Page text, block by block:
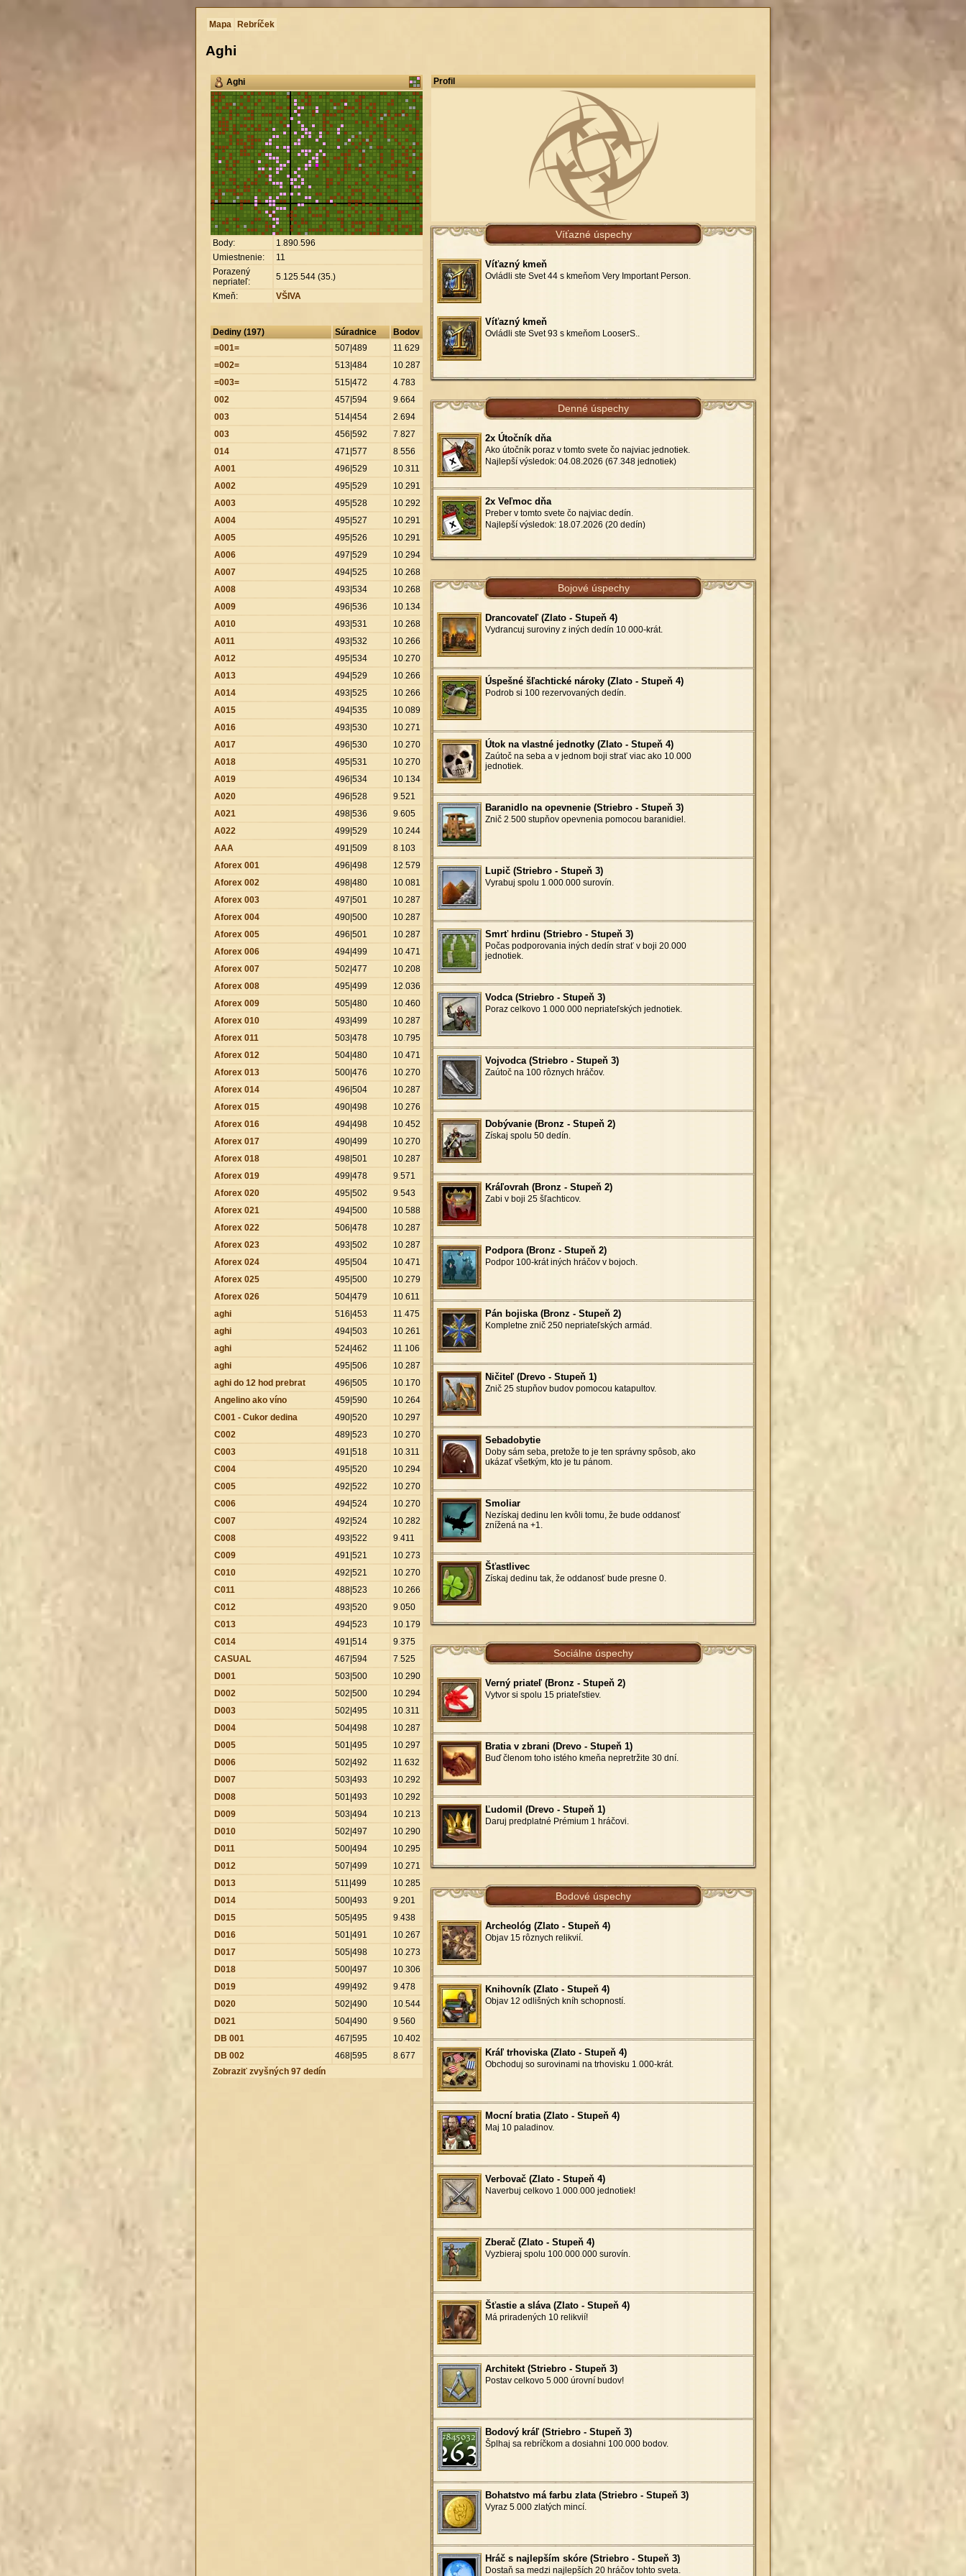
Mapa Rebríček
Aghi
Aghi
Body: 1.890.596
Umiestnenie:
11
Porazený
nepriateľ:
5.125.544 (35.)
Kmeň:
VŠIVA
Dediny (197) Súradnice
Bodov
=001=
507|489 11.629
=002=
513|484 10.287
=003=
515|472 4.783
002
457|594 9.664
003
514|454 2.694
003
456|592 7.827
014
471|577 8.556
A001
496|529 10.311
A002
495|529 10.291
A003
495|528 10.292
A004
495|527 10.291
A005
495|526 10.291
A006
497|529 10.294
A007
494|525 10.268
A008
493|534 10.268
A009
496|536 10.134
A010
493|531 10.268
A011
493|532 10.266
A012
495|534 10.270
A013
494|529 10.266
A014
493|525 10.266
A015
494|535 10.089
A016
493|530 10.271
A017
496|530 10.270
A018
495|531 10.270
A019
496|534 10.134
A020
496|528 9.521
A021
498|536 9.605
A022
499|529 10.244
AAA
491|509 8.103
Aforex 001
496|498 12.579
Aforex 002
498|480 10.081
Aforex 003
497|501 10.287
Aforex 004
490|500 10.287
Aforex 005
496|501 10.287
Aforex 006
494|499 10.471
Aforex 007
502|477 10.208
Aforex 008
495|499 12.036
Aforex 009
505|480 10.460
Aforex 010
493|499 10.287
Aforex 011
503|478 10.795
Aforex 012
504|480 10.471
Aforex 013
500|476 10.270
Aforex 014
496|504 10.287
Aforex 015
490|498 10.276
Aforex 016
494|498 10.452
Aforex 017
490|499 10.270
Aforex 018
498|501 10.287
Aforex 019
499|478 9.571
Aforex 020
495|502 9.543
Aforex 021
494|500 10.588
Aforex 022
506|478 10.287
Aforex 023
493|502 10.287
Aforex 024
495|504 10.471
Aforex 025
495|500 10.279
Aforex 026
504|479 10.611
aghi
516|453 11.475
aghi
494|503 10.261
aghi
524|462 11.106
aghi
495|506 10.287
aghi do 12 hod prebrat
496|505 10.170
Angelino ako víno
459|590 10.264
C001 - Cukor dedina
490|520 10.297
C002
489|523 10.270
C003
491|518 10.311
C004
495|520 10.294
C005
492|522 10.270
C006
494|524 10.270
C007
492|524 10.282
C008
493|522 9.411
C009
491|521 10.273
C010
492|521 10.270
C011
488|523 10.266
C012
493|520 9.050
C013
494|523 10.179
C014
491|514 9.375
CASUAL
467|594 7.525
D001
503|500 10.290
D002
502|500 10.294
D003
502|495 10.311
D004
504|498 10.287
D005
501|495 10.297
D006
502|492 11.632
D007
503|493 10.292
D008
501|493 10.292
D009
503|494 10.213
D010
502|497 10.290
D011
500|494 10.295
D012
507|499 10.271
D013
511|499 10.285
D014
500|493 9.201
D015
505|495 9.438
D016
501|491 10.267
D017
505|498 10.273
D018
500|497 10.306
D019
499|492 9.478
D020
502|490 10.544
D021
504|490 9.560
DB 001
467|595 10.402
DB 002
468|595 8.677
Zobraziť zvyšných 97 dedín
Profil
Víťazné úspechy
Víťazný kmeň
Ovládli ste Svet 44 s kmeňom Very Important Person.
Víťazný kmeň
Ovládli ste Svet 93 s kmeňom LooserS..
Denné úspechy
2x Útočník dňa
Ako útočník poraz v tomto svete čo najviac jednotiek.
Najlepší výsledok: 04.08.2026 (67.348 jednotiek)
2x Veľmoc dňa
Preber v tomto svete čo najviac dedín.
Najlepší výsledok: 18.07.2026 (20 dedín)
Bojové úspechy
Drancovateľ (Zlato - Stupeň 4)
Vydrancuj suroviny z iných dedín 10.000-krát.
Úspešné šľachtické nároky (Zlato - Stupeň 4)
Podrob si 100 rezervovaných dedín.
Útok na vlastné jednotky (Zlato - Stupeň 4)
Zaútoč na seba a v jednom boji strať viac ako 10.000
jednotiek.
Baranidlo na opevnenie (Striebro - Stupeň 3)
Znič 2.500 stupňov opevnenia pomocou baranidiel.
Lupič (Striebro - Stupeň 3)
Vyrabuj spolu 1.000.000 surovín.
Smrť hrdinu (Striebro - Stupeň 3)
Počas podporovania iných dedín strať v boji 20.000
jednotiek.
Vodca (Striebro - Stupeň 3)
Poraz celkovo 1.000.000 nepriateľských jednotiek.
Vojvodca (Striebro - Stupeň 3)
Zaútoč na 100 rôznych hráčov.
Dobývanie (Bronz - Stupeň 2)
Získaj spolu 50 dedín.
Kráľovrah (Bronz - Stupeň 2)
Zabi v boji 25 šľachticov.
Podpora (Bronz - Stupeň 2)
Podpor 100-krát iných hráčov v bojoch.
Pán bojiska (Bronz - Stupeň 2)
Kompletne znič 250 nepriateľských armád.
Ničiteľ (Drevo - Stupeň 1)
Znič 25 stupňov budov pomocou katapultov.
Sebadobytie
Doby sám seba, pretože to je ten správny spôsob, ako
ukázať všetkým, kto je tu pánom.
Smoliar
Nezískaj dedinu len kvôli tomu, že bude oddanosť
znížená na +1.
Šťastlivec
Získaj dedinu tak, že oddanosť bude presne 0.
Sociálne úspechy
Verný priateľ (Bronz - Stupeň 2)
Vytvor si spolu 15 priateľstiev.
Bratia v zbrani (Drevo - Stupeň 1)
Buď členom toho istého kmeňa nepretržite 30 dní.
Ľudomil (Drevo - Stupeň 1)
Daruj predplatné Prémium 1 hráčovi.
Bodové úspechy
Archeológ (Zlato - Stupeň 4)
Objav 15 rôznych relikvií.
Knihovník (Zlato - Stupeň 4)
Objav 12 odlišných kníh schopností.
Kráľ trhoviska (Zlato - Stupeň 4)
Obchoduj so surovinami na trhovisku 1.000-krát.
Mocní bratia (Zlato - Stupeň 4)
Maj 10 paladinov.
Verbovač (Zlato - Stupeň 4)
Naverbuj celkovo 1.000.000 jednotiek!
Zberač (Zlato - Stupeň 4)
Vyzbieraj spolu 100.000.000 surovín.
Šťastie a sláva (Zlato - Stupeň 4)
Má priradených 10 relikvií!
Architekt (Striebro - Stupeň 3)
Postav celkovo 5.000 úrovní budov!
Bodový kráľ (Striebro - Stupeň 3)
Šplhaj sa rebríčkom a dosiahni 100.000 bodov.
Bohatstvo má farbu zlata (Striebro - Stupeň 3)
Vyraz 5.000 zlatých mincí.
Hráč s najlepším skóre (Striebro - Stupeň 3)
Dostaň sa medzi najlepších 20 hráčov tohto sveta.